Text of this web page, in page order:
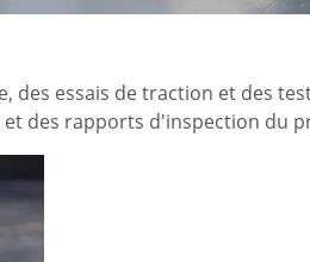
essais de traction et des
des rapports d'inspection du